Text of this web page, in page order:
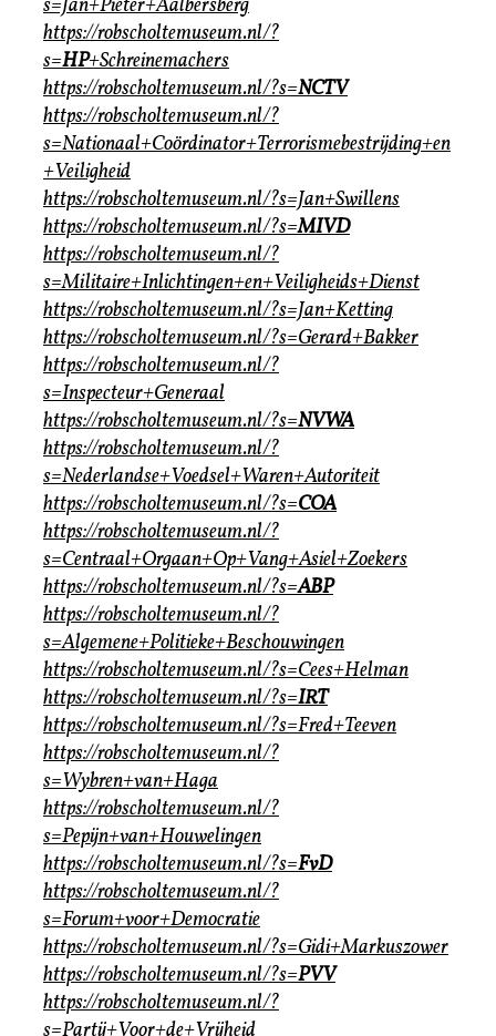
s=Jan+Pieter+Aalbersberg
https://robscholtemuseum.nl/?
s=HP+Schreinemachers
https://robscholtemuseum.nl/?s=NCTV
https://robscholtemuseum.nl/?
s=Nationaal+Coördinator+Terrorismebestrijding+en
+Veiligheid
https://robscholtemuseum.nl/?s=Jan+Swillens
https://robscholtemuseum.nl/?s=MIVD
https://robscholtemuseum.nl/?
s=Militaire+Inlichtingen+en+Veiligheids+Dienst
https://robscholtemuseum.nl/?s=Jan+Ketting
https://robscholtemuseum.nl/?s=Gerard+Bakker
https://robscholtemuseum.nl/?
s=Inspecteur+Generaal
https://robscholtemuseum.nl/?s=NVWA
https://robscholtemuseum.nl/?
s=Nederlandse+Voedsel+Waren+Autoriteit
https://robscholtemuseum.nl/?s=COA
https://robscholtemuseum.nl/?
s=Centraal+Orgaan+Op+Vang+Asiel+Zoekers
https://robscholtemuseum.nl/?s=ABP
https://robscholtemuseum.nl/?
s=Algemene+Politieke+Beschouwingen
https://robscholtemuseum.nl/?s=Cees+Helman
https://robscholtemuseum.nl/?s=IRT
https://robscholtemuseum.nl/?s=Fred+Teeven
https://robscholtemuseum.nl/?
s=Wybren+van+Haga
https://robscholtemuseum.nl/?
s=Pepijn+van+Houwelingen
https://robscholtemuseum.nl/?s=FvD
https://robscholtemuseum.nl/?
s=Forum+voor+Democratie
https://robscholtemuseum.nl/?s=Gidi+Markuszower
https://robscholtemuseum.nl/?s=PVV
https://robscholtemuseum.nl/?